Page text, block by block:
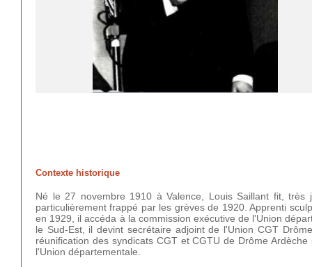
Contexte historique
Né le 27 novembre 1910 à Valence, Louis Saillant fit,
particulièrement frappé par les grèves de 1920. Apprenti
en 1929, il accéda à la commission exécutive de l'Union
le Sud-Est, il devint secrétaire adjoint de l'Union CGT
réunification des syndicats CGT et CGTU de Drôme
l'Union départementale.